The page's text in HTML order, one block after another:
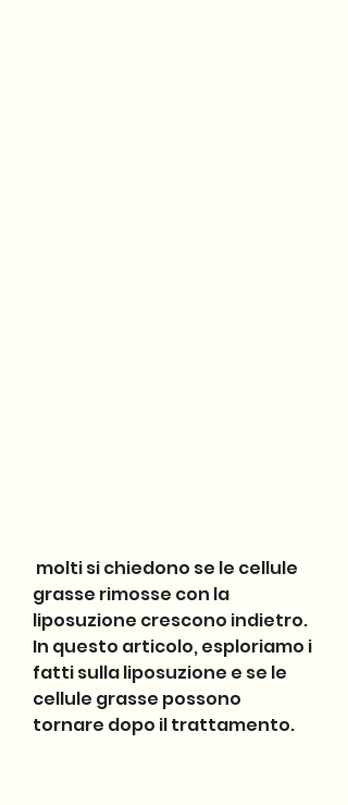
grasse rimosse con la
liposuzione crescono indietro.
In questo articolo, esploriamo i
fatti sulla liposuzione e se le
cellule grasse possono
tornare dopo il trattamento.